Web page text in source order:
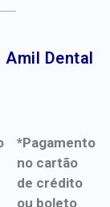
Dental
*Pagamento
no cartão
de crédito
ou boleto